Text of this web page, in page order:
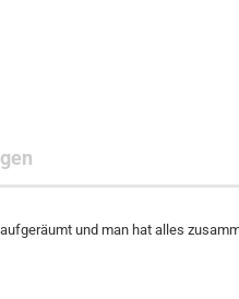
und man hat alles